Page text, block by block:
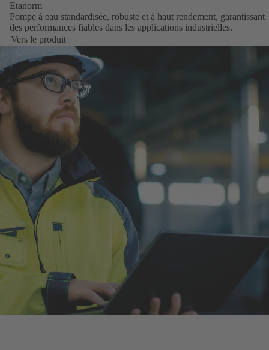
Etanorm
Pompe à eau standardisée, robuste et à haut rendement, garantissant
des performances fiables dans les applications industrielles.
Vers le produit